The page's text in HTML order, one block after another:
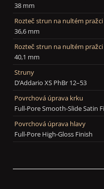
38 mm
Rozteč strun na nultém
36,6 mm
Rozteč strun na nultém
40,1 mm
Struny
D’Addario XS PhBr 12–53
Povrchová úprava krku
Full-Pore Smooth-Slide Satin
Povrchová úprava hlavy
Full-Pore High-Gloss Finish